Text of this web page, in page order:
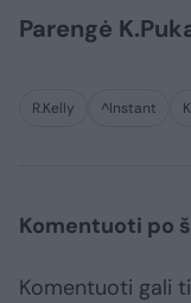
Parengė
R.Kelly ^Instant
Komentuoti po
Komentuoti gali